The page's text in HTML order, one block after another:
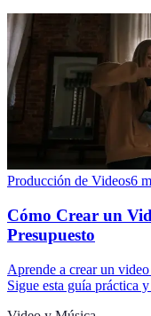
Producción de Videos6
Cómo Crear un
Presupuesto
Aprende a crear un
Sigue esta guía práctica